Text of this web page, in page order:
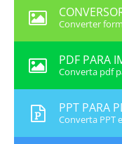
Converter
PDF PARA
Converta pdf
PPT PARA
Converta PPT